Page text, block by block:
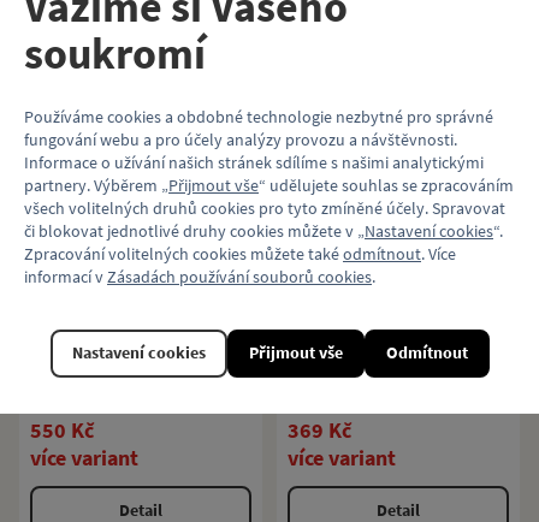
1 499 Kč
Šedé pánské
charitativní triko
Historie metra)
Pánské charitativní triko s motivem
historie metra, kterým přispějete na
projekt Klokánek Fondu
550 Kč
více variant
Detail
Modré dětské
charitativní triko
Historie metra)
Dětské charitativní triko s motivem
historie metra, kterým přispějete na
projekt Klokánek Fondu
369 Kč
více variant
Detail
soukromí
Používáme cookies a obdobné technologie nezbytné pro správné
fungování webu a pro účely analýzy provozu a návštěvnosti.
Informace o užívání našich stránek sdílíme s našimi analytickými
partnery. Výběrem „Přijmout vše“ udělujete souhlas se zpracováním
všech volitelných druhů cookies pro tyto zmíněné účely. Spravovat
či blokovat jednotlivé druhy cookies můžete v „Nastavení cookies“.
Zpracování volitelných cookies můžete takéodmítnout. Více
informací v Zásadách používání souborů cookies.
Odmítnout
Nastavení cookies Přijmout vše